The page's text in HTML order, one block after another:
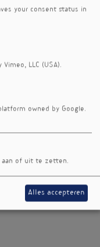
en biedt een
en suppletie
in type
wat
van
your consent status in
LLC (USA).
owned by Google.
aan of uit te zetten.
Alles accepteren